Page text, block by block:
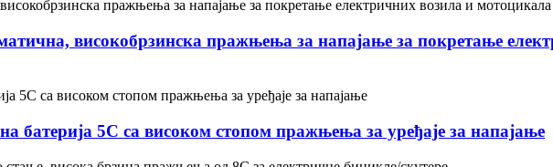
високобрзинска пражњења за напајање за покретање
батерија 5C са високом стопом пражњења за уређаје за напајање